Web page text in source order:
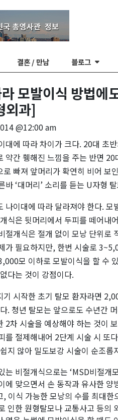
결혼 / 만남 블로그
모발이식 방법에
외과]
@12:00 am
대에 따라 차이가 크다. 20대 초
약간 휑해진 느낌을 주는 반면
로 빠져 앞머리가 확연히 비어 보
바 ‘대머리’ 소리를 듣는 U자형
나이대에 따라 달라져야 한다.
식은 뒷머리에서 두피를 떼어내
절개식은 절개 없이 모낭 단위로
가 필요하지만, 한번 시술로
모 이하로 모발이식을 할 수
다는 것이 강점이다.
기 시작한 초기 탈모 환자라면
. 청년 탈모는 앞으로도 수년간
2차 시술을 예상해야 하는 것이
를 절제해내어 2단계 시술 시 또
지 않아 밀도보강 시술이 순조롭
는 비절개식으로는 ‘MSD비절개
에 맞으면서 손 동작과 유사한
, 이식 가능한 모낭의 수를 최대
인한 원형탈모나 교통사고 등의